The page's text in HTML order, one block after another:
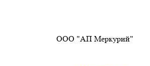
ООО "АП Меркурий"